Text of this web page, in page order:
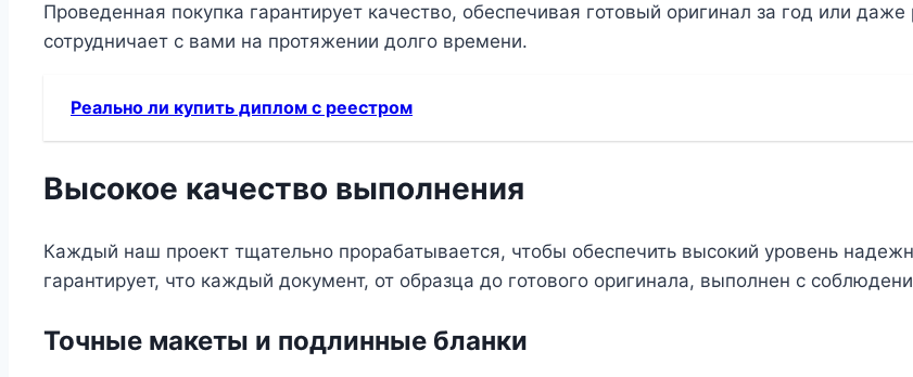
Проведенная покупка гарантирует качество, обеспечивая готовый оригинал за год или
сотрудничает с вами на протяжении долго времени.
Реально ли купить диплом с реестром
Высокое качество выполнения
Каждый наш проект тщательно прорабатывается, чтобы обеспечить высокий уровень
гарантирует, что каждый документ, от образца до готового оригинала, выполнен с
Точные макеты и подлинные бланки